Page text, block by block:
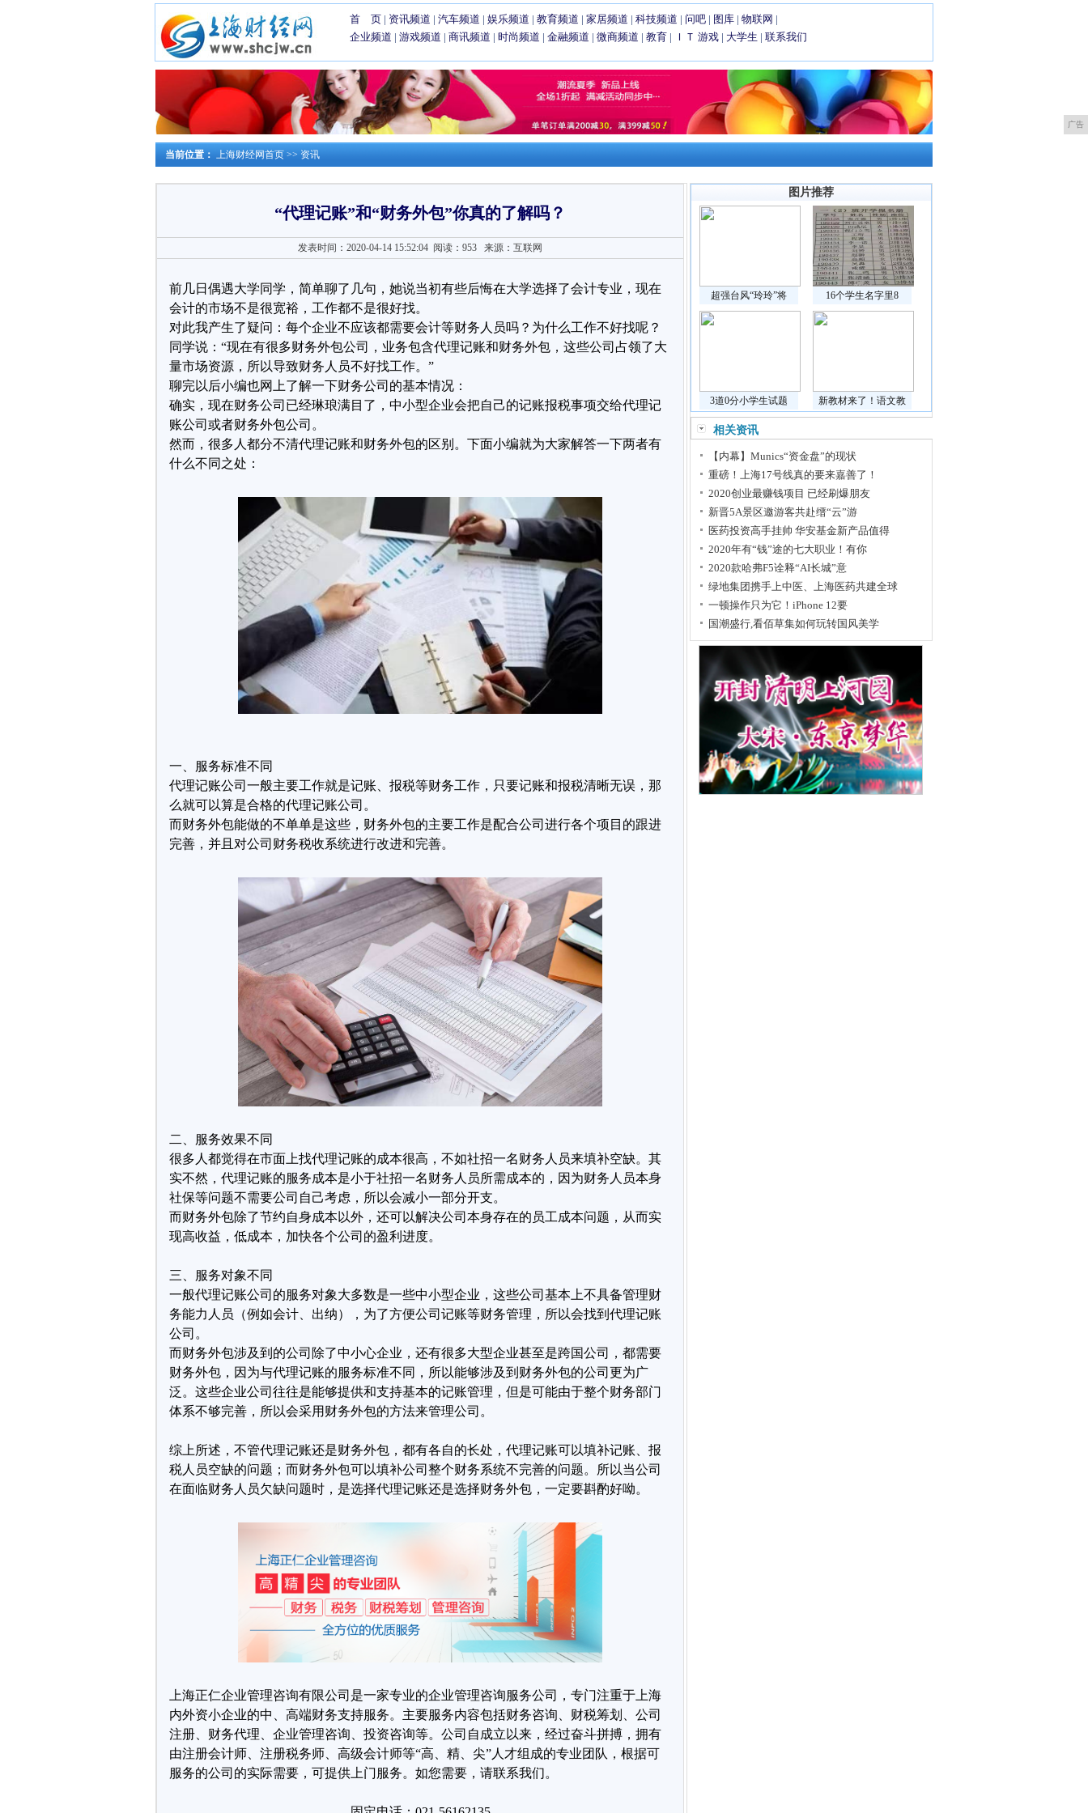
首 页 | 资讯频道 | 汽车频道 | 娱乐频道 | 教育频道 | 家居频道 | 科技频道 | 问吧 | 图库 | 物联网 |
企业频道 | 游戏频道 | 商讯频道 | 时尚频道 | 金融频道 | 微商频道 | 教育 | ＩＴ 游戏 | 大学生 | 联系我们
广告
当前位置： 上海财经网首页 >> 资讯
“代理记账”和“财务外包”你真的了解吗？
发表时间：2020-04-14 15:52:04 阅读：953 来源：互联网
前几日偶遇大学同学，简单聊了几句，她说当初有些后悔在大学选择了会计专业，现在
会计的市场不是很宽裕，工作都不是很好找。
对此我产生了疑问：每个企业不应该都需要会计等财务人员吗？为什么工作不好找呢？
同学说：“现在有很多财务外包公司，业务包含代理记账和财务外包，这些公司占领了大
量市场资源，所以导致财务人员不好找工作。”
聊完以后小编也网上了解一下财务公司的基本情况：
确实，现在财务公司已经琳琅满目了，中小型企业会把自己的记账报税事项交给代理记
账公司或者财务外包公司。
然而，很多人都分不清代理记账和财务外包的区别。下面小编就为大家解答一下两者有
什么不同之处：
一、服务标准不同
代理记账公司一般主要工作就是记账、报税等财务工作，只要记账和报税清晰无误，那
么就可以算是合格的代理记账公司。
而财务外包能做的不单单是这些，财务外包的主要工作是配合公司进行各个项目的跟进
完善，并且对公司财务税收系统进行改进和完善。
二、服务效果不同
很多人都觉得在市面上找代理记账的成本很高，不如社招一名财务人员来填补空缺。其
实不然，代理记账的服务成本是小于社招一名财务人员所需成本的，因为财务人员本身
社保等问题不需要公司自己考虑，所以会减小一部分开支。
而财务外包除了节约自身成本以外，还可以解决公司本身存在的员工成本问题，从而实
现高收益，低成本，加快各个公司的盈利进度。
三、服务对象不同
一般代理记账公司的服务对象大多数是一些中小型企业，这些公司基本上不具备管理财
务能力人员（例如会计、出纳），为了方便公司记账等财务管理，所以会找到代理记账
公司。
而财务外包涉及到的公司除了中小心企业，还有很多大型企业甚至是跨国公司，都需要
财务外包，因为与代理记账的服务标准不同，所以能够涉及到财务外包的公司更为广
泛。这些企业公司往往是能够提供和支持基本的记账管理，但是可能由于整个财务部门
体系不够完善，所以会采用财务外包的方法来管理公司。
综上所述，不管代理记账还是财务外包，都有各自的长处，代理记账可以填补记账、报
税人员空缺的问题；而财务外包可以填补公司整个财务系统不完善的问题。所以当公司
在面临财务人员欠缺问题时，是选择代理记账还是选择财务外包，一定要斟酌好呦。
上海正仁企业管理咨询有限公司是一家专业的企业管理咨询服务公司，专门注重于上海
内外资小企业的中、高端财务支持服务。主要服务内容包括财务咨询、财税筹划、公司
注册、财务代理、企业管理咨询、投资咨询等。公司自成立以来，经过奋斗拼搏，拥有
由注册会计师、注册税务师、高级会计师等“高、精、尖”人才组成的专业团队，根据可
服务的公司的实际需要，可提供上门服务。如您需要，请联系我们。
图片推荐
超强台风“玲玲”将 16个学生名字里8
3道0分小学生试题 新教材来了！语文教
相关资讯
【内幕】Munics“资金盘”的现状
重磅！上海17号线真的要来嘉善了！
2020创业最赚钱项目 已经刷爆朋友
新晋5A景区邀游客共赴缙“云”游
医药投资高手挂帅 华安基金新产品值得
2020年有“钱”途的七大职业！有你
2020款哈弗F5诠释“AI长城”意
绿地集团携手上中医、上海医药共建全球
一顿操作只为它！iPhone 12要
国潮盛行,看佰草集如何玩转国风美学